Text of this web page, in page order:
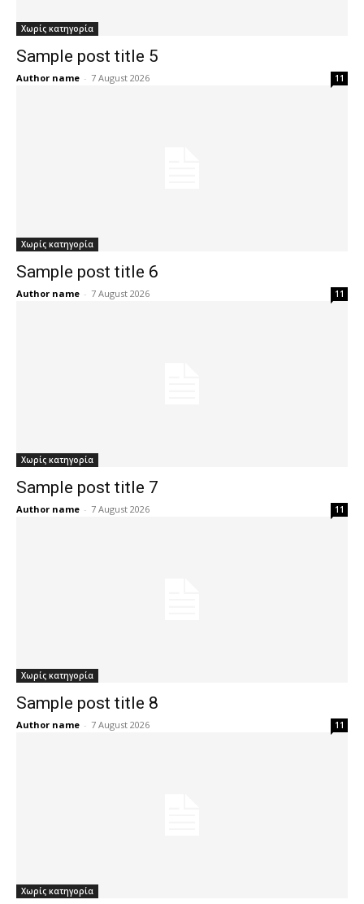
Χωρίς κατηγορία
Sample post title 5
Author name - 7 August 2026 11
Χωρίς κατηγορία
Sample post title 6
Author name - 7 August 2026 11
Χωρίς κατηγορία
Sample post title 7
Author name - 7 August 2026 11
Χωρίς κατηγορία
Sample post title 8
Author name - 7 August 2026 11
Χωρίς κατηγορία